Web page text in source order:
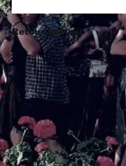
Retour accueil